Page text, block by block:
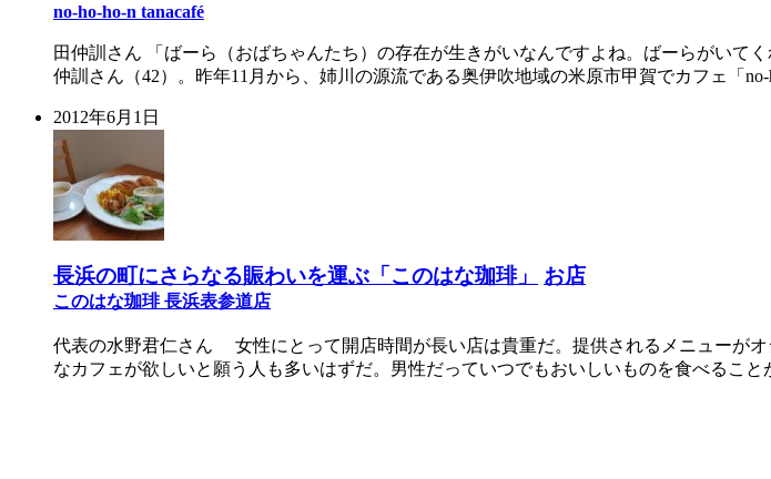
no-ho-ho-n tanacafé
田仲訓さん 「ばーら（おばちゃんたち）の存在が生きがいなんですよね。ばーらがいて
仲訓さん（42）。昨年11月から、姉川の源流である奥伊吹地域の米原市甲賀でカフェ「
2012年6月1日
長浜の町にさらなる賑わいを運ぶ「このはな珈琲」 お店
このはな珈琲 長浜表参道店
代表の水野君仁さん 女性にとって開店時間が長い店は貴重だ。提供されるメニューが
なカフェが欲しいと願う人も多いはずだ。男性だっていつでもおいしいものを食べるこ